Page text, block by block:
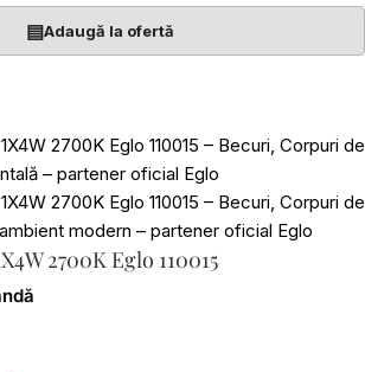
▤Adaugă la ofertă
2700K Eglo 110015